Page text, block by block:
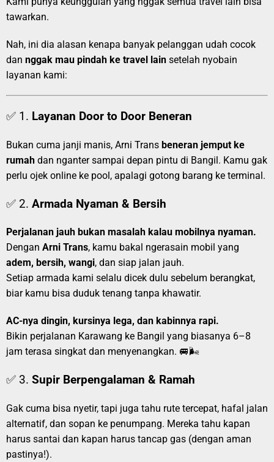
tawarkan.
Nah, ini dia alasan kenapa banyak pelanggan udah cocok
dan nggak mau pindah ke travel lain setelah nyobain
layanan kami:
✅ 1. Layanan Door to Door Beneran
Bukan cuma janji manis, Arni Trans beneran jemput ke
rumah dan nganter sampai depan pintu di Bangil. Kamu gak
perlu ojek online ke pool, apalagi gotong barang ke terminal.
✅ 2. Armada Nyaman & Bersih
Perjalanan jauh bukan masalah kalau mobilnya nyaman.
Dengan Arni Trans, kamu bakal ngerasain mobil yang
adem, bersih, wangi, dan siap jalan jauh.
Setiap armada kami selalu dicek dulu sebelum berangkat,
biar kamu bisa duduk tenang tanpa khawatir.
AC-nya dingin, kursinya lega, dan kabinnya rapi.
Bikin perjalanan Karawang ke Bangil yang biasanya 6–8
jam terasa singkat dan menyenangkan. 🚐🌬️
✅ 3. Supir Berpengalaman & Ramah
Gak cuma bisa nyetir, tapi juga tahu rute tercepat, hafal jalan
alternatif, dan sopan ke penumpang. Mereka tahu kapan
harus santai dan kapan harus tancap gas (dengan aman
pastinya!).